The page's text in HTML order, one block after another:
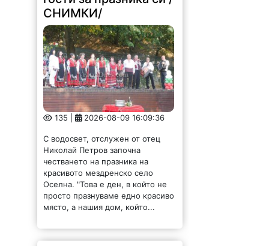
СНИМКИ/
135 | 2026-08-09 16:09:36
С водосвет, отслужен от отец
Николай Петров започна
честването на празника на
красивото мездренско село
Оселна. "Това е ден, в който не
просто празнуваме едно красиво
място, а нашия дом, който...